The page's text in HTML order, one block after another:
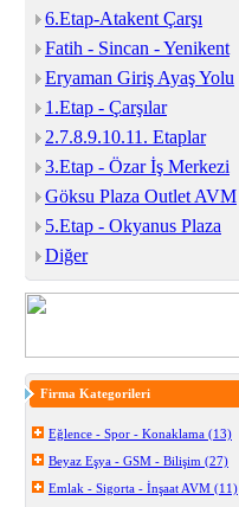
6.Etap-Atakent Çarşı
Fatih - Sincan - Yenikent
Eryaman Giriş Ayaş Yolu
1.Etap - Çarşılar
2.7.8.9.10.11. Etaplar
3.Etap - Özar İş Merkezi
Göksu Plaza Outlet AVM
5.Etap - Okyanus Plaza
Diğer
Firma Kategorileri
Eğlence - Spor - Konaklama (13)
Beyaz Eşya - GSM - Bilişim (27)
Emlak - Sigorta - İnşaat AVM (11)